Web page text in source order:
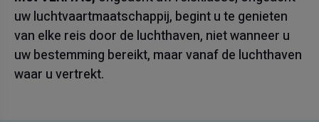
uw luchtvaartmaatschappij, begint u te genieten
van elke reis door de luchthaven, niet wanneer u
uw bestemming bereikt, maar vanaf de luchthaven
waar u vertrekt.